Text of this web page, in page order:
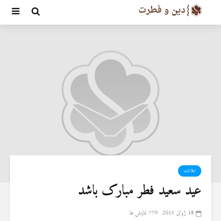
اعلانات
عید سعید فطر مبارک باشد
18 ژوئن 2015 779 نمایش ها